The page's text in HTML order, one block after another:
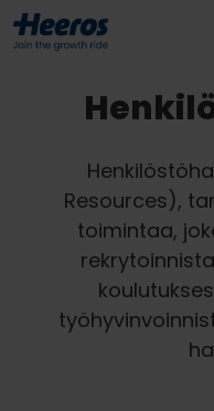
Resources),
toimintaa,